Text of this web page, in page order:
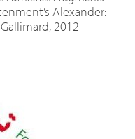
Alexander:
2012